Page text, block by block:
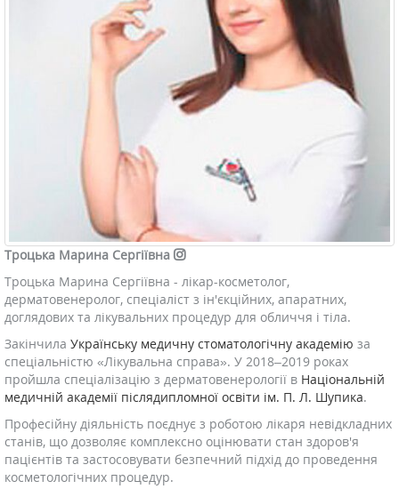
Троцька Марина Сергіївна
Троцька Марина Сергіївна - лікар-косметолог,
дерматовенеролог, спеціаліст з ін'єкційних, апаратних,
доглядових та лікувальних процедур для обличчя і тіла.
Закінчила Українську медичну стоматологічну академію за
спеціальністю «Лікувальна справа». У 2018–2019 роках
пройшла спеціалізацію з дерматовенерології в Національній
медичній академії післядипломної освіти ім. П. Л. Шупика.
Професійну діяльність поєднує з роботою лікаря невідкладних
станів, що дозволяє комплексно оцінювати стан здоров'я
пацієнтів та застосовувати безпечний підхід до проведення
косметологічних процедур.